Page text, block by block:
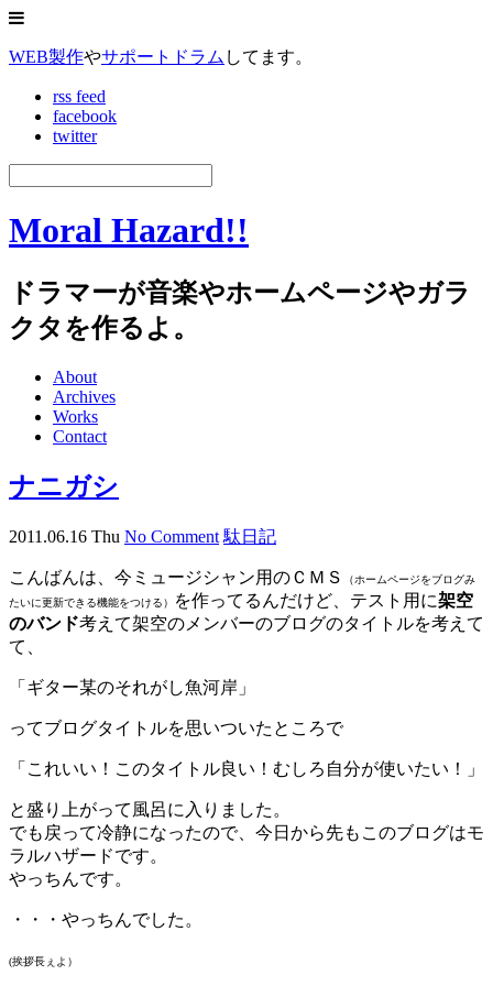
WEB製作やサポートドラム してます。
rss feed
facebook
twitter
Moral Hazard!!
ドラマーが音楽やホームページやガラ
クタを作るよ。
About
Archives
Works
Contact
ナニガシ
2011.06.16 Thu No Comment 駄日記
こんばんは、今ミュージシャン用のＣＭＳ
（ホームページをブログみ
たいに更新できる機能をつける）
を作ってるんだけど、テスト用に架空
のバンド考えて架空のメンバーのブログのタイトルを考えて
て、
「ギター某のそれがし魚河岸」
ってブログタイトルを思いついたところで
「これいい！このタイトル良い！むしろ自分が使いたい！」
と盛り上がって風呂に入りました。
でも戻って冷静になったので、今日から先もこのブログはモ
ラルハザードです。
やっちんです。
・・・やっちんでした。
(挨拶長ぇよ）